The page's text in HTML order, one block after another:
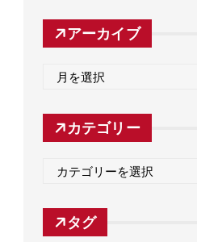
アーカイブ
カ
イ
カテゴリー
ゴ
リ
タグ